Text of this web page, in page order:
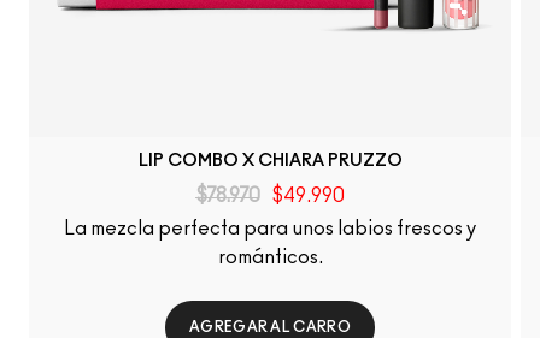
LIP COMBO X CHIARA PRUZZO
$78.970
$49.990
La mezcla perfecta para unos labios frescos y
románticos.
AGREGAR AL CARRO